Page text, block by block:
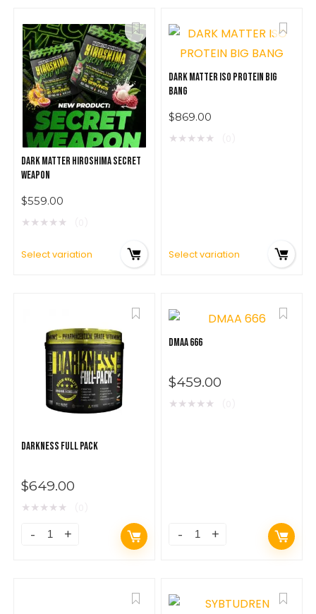
DARK MATTER HIROSHIMA SECRET
WEAPON
$559.00
★★★★★
Select variation
DARK MATTER ISO PROTEIN BIG
BANG
$869.00
★★★★★
Select variation
DARKNESS FULL PACK
$649.00
★★★★★
DMAA 666
$459.00
★★★★★